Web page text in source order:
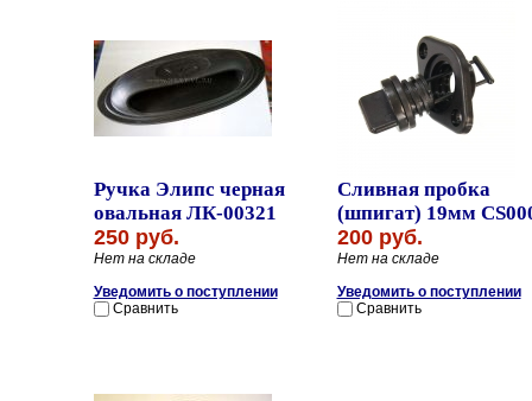
Ручка Элипс черная
овальная ЛК-00321
250 руб.
Нет на складе
Уведомить о поступлении
Сравнить
Сливная пробка
(шпигат) 19мм
200 руб.
Нет на складе
Уведомить о поступлении
Сравнить